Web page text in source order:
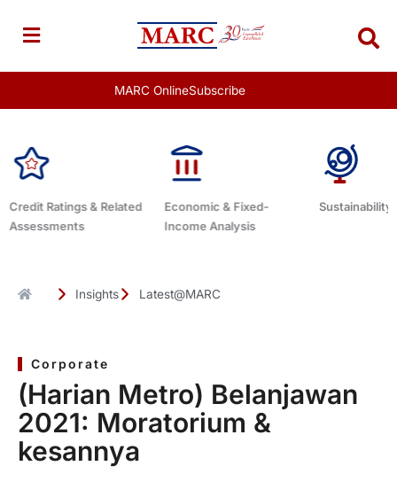
content
MARC OnlineSubscribe
Economic & Fixed-
Income Analysis
Sustainability Related Debt
Insights Latest@MARC
Corporate
(Harian Metro) Belanjawan
2021: Moratorium &
kesannya